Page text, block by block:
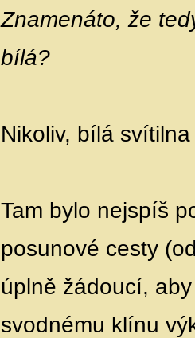
Znamenáto, že
bílá?
Nikoliv, bílá
Tam bylo nejspíš
posunové cesty
úplně žádoucí,
svodnému klínu